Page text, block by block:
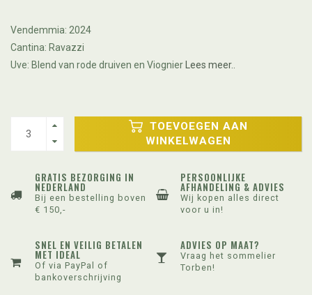
Vendemmia: 2024
Cantina: Ravazzi
Uve: Blend van rode druiven en Viognier Lees meer..
TOEVOEGEN AAN
WINKELWAGEN
GRATIS BEZORGING IN
NEDERLAND
Bij een bestelling boven
€ 150,-
PERSOONLIJKE
AFHANDELING & ADVIES
Wij kopen alles direct
voor u in!
SNEL EN VEILIG BETALEN
MET IDEAL
Of via PayPal of
bankoverschrijving
ADVIES OP MAAT?
Vraag het sommelier
Torben!